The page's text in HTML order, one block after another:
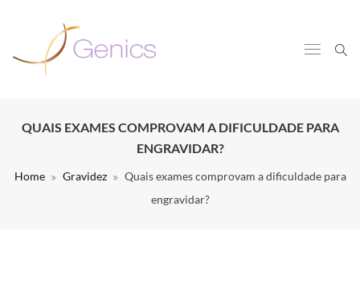
QUAIS EXAMES COMPROVAM A DIFICULDADE PARA
ENGRAVIDAR?
Home Gravidez
Quais exames comprovam a dificuldade para
engravidar?